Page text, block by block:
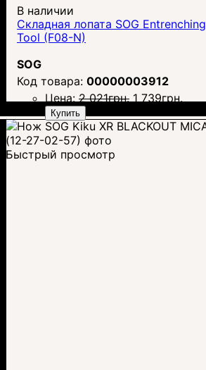
В наличии
Складная лопата SOG Entrenching
Tool (F08-N)
SOG
00000003912
Цена: 2 021грн. 1 739грн.
Купить
Быстрый просмотр